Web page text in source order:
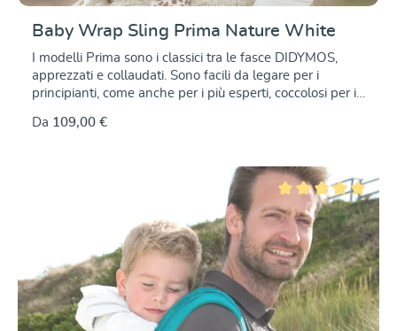
Baby Wrap Sling Prima Nature White
I modelli Prima sono i classici tra le fasce DIDYMOS,
apprezzati e collaudati. Sono facili da legare per i
principianti, come anche per i più esperti, coccolosi per i
per i bambini più grandi. Il modello Prima Natur è
e naturale, una combinazione completamente naturale
che si adatta a molti stili di abbigliamento. Come tutti i
modelli Prima, anche questa fascia è leggermente
soffice, con un'ottima presa. Si può annodare e legare
facilmente ben aderente. La fascia legato non ha
bisogno di essere risistemata o stretta, anche dopo un
lungo utilizzo. La speciale tessitura e l'elasticità
diagonale ottimale garantiscono una vestibilità, una
tenuta e un comfort sicuri. La fascia è dimensionalmente
stabile, ma al tempo stesso così duttile da potersi
Da 109,00 €
Valutazione media di